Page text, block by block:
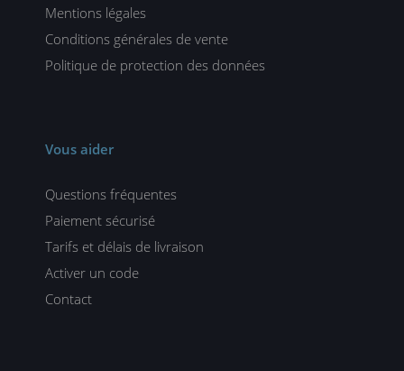
Mentions légales
Conditions générales de vente
Politique de protection des données
Vous aider
Questions fréquentes
Paiement sécurisé
Tarifs et délais de livraison
Activer un code
Contact